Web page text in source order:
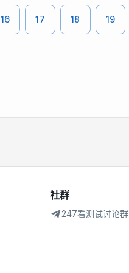
16 17 18 19
社群
247看测试讨论群